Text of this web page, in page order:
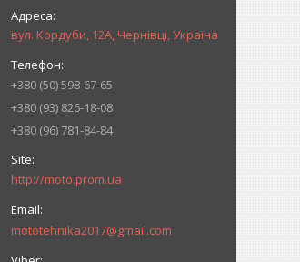
вул. Кордуби, 12А, Чернівці, Україна
+380 (50) 598-67-65
+380 (93) 826-18-08
+380 (96) 781-84-84
http://moto.prom.ua
mototehnika2017@gmail.com